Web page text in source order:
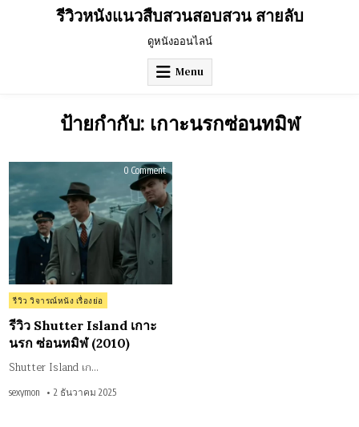
รีวิวหนังแนวสืบสวนสอบสวน สายลับ
ดูหนังออนไลน์
Menu
ป้ายกำกับ: เกาะนรกซ่อนทมิฬ
0 Commenton
รีวิว
Shutter
Island
เกาะ
นรก
ซ่อน
Posted
in
รีวิว วิจารณ์หนัง เรื่องย่อ
รีวิว Shutter Island เกาะ
นรก ซ่อนทมิฬ (2010)
Shutter Island เก…
sexymon 2 ธันวาคม 2025